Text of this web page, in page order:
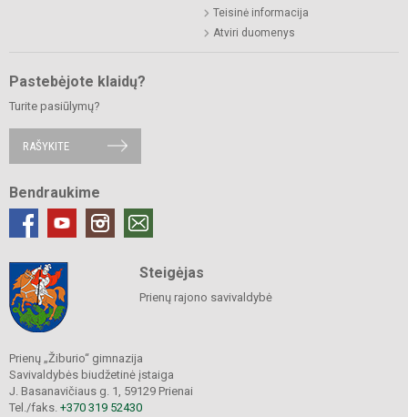
Teisinė informacija
Atviri duomenys
Pastebėjote klaidų?
Turite pasiūlymų?
RAŠYKITE
Bendraukime
Steigėjas
Prienų rajono savivaldybė
Prienų „Žiburio“ gimnazija
Savivaldybės biudžetinė įstaiga
J. Basanavičiaus g. 1, 59129 Prienai
Tel./faks. +370 319 52430